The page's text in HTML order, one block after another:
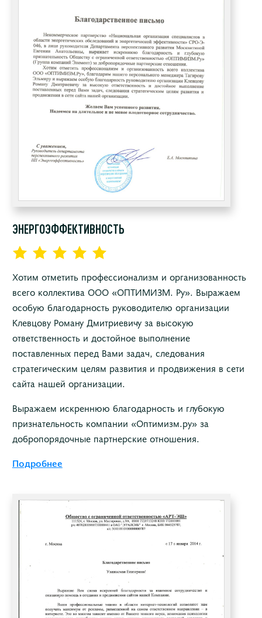
ЭНЕРГОЭФФЕКТИВНОСТЬ
Хотим отметить профессионализм и организованность
всего коллектива ООО «ОПТИМИЗМ. Ру». Выражаем
особую благодарность руководителю организации
Клевцову Роману Дмитриевичу за высокую
ответственность и достойное выполнение
поставленных перед Вами задач, следования
стратегическим целям развития и продвижения в сети
сайта нашей организации.
Выражаем искреннюю благодарность и глубокую
признательность компании «Оптимизм.ру» за
добропорядочные партнерские отношения.
Подробнее